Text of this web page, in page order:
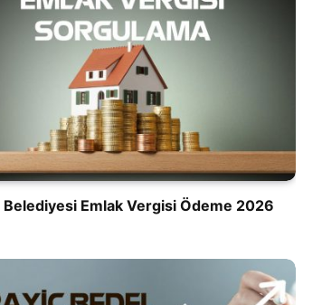
Belediyesi Emlak Vergisi Ödeme 2026